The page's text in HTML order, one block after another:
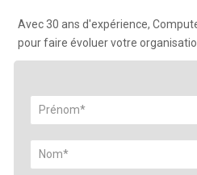
Avec 30 ans d'expérience,
pour faire évoluer votre